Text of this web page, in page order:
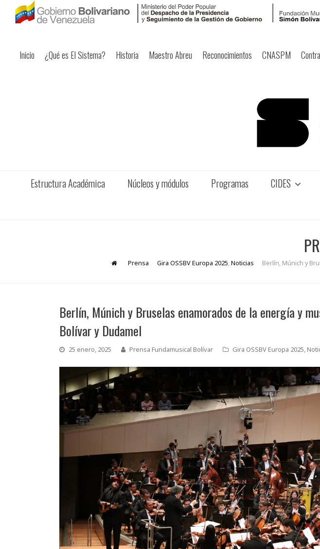
Inicio ¿Qué es El Sistema? Historia Maestro Abreu Reconocimientos CNASPM
Estructura Académica Núcleos y módulos Programas CIDES
Prensa Gira OSSBV Europa 2025,Noticias Berlín, Múnich y
Berlín, Múnich y Bruselas enamorados de la energía y
Bolívar y Dudamel
25 enero, 2025 Prensa Fundamusical Bolívar Gira OSSBV Europa 2025,